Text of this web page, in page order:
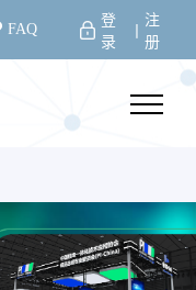
FAQ
登
录
注
册